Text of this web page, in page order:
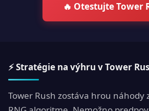
🔥 Otestujte Tower
⚡ Stratégie na výhru v Tower
Tower Rush zostáva hrou náhody